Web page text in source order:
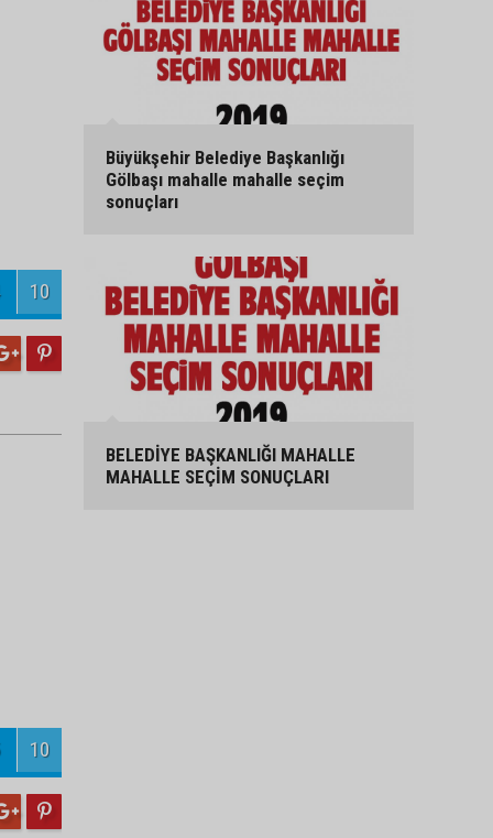
10
10
Büyükşehir Belediye Başkanlığı
Gölbaşı mahalle mahalle seçim
sonuçları
BELEDİYE BAŞKANLIĞI MAHALLE
MAHALLE SEÇİM SONUÇLARI